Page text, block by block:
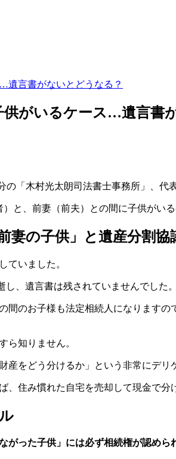
遺言書がないとどうなる？
供がいるケース…遺言書
「木村光太朗司法書士事務所」、代
と、前妻（前夫）との間に子供がい
妻の子供」と遺産分割
ていました。
、遺言書は残されていませんでした。
のお子様も法定相続人になります
ら知りません。
をどう分けるか」という非常にデ
住み慣れた自宅を売却して現金で分
ながった子供」には必ず相続権が認めら